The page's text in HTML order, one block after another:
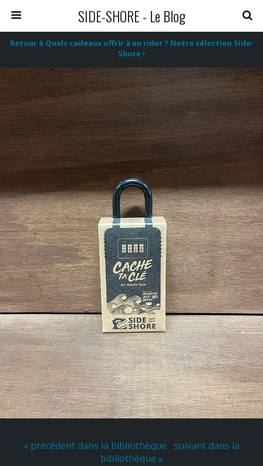
SIDE-SHORE - Le Blog
Retour à Quels cadeaux offrir à un rider ? Notre sélection Side-
Shore !
« précédent dans la bibliothèque suivant dans la
bibliothèque »